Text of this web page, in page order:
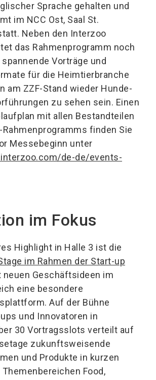
Sprache gehalten und
im NCC Ost, Saal St.
Neben den Interzoo
das Rahmenprogramm noch
Vorträge und
für die Heimtierbranche
am ZZF-Stand wieder Hunde-
zu sehen sein. Einen
mit allen Bestandteilen
finden Sie
Messebeginn unter
de-de/events-
im Fokus
Highlight in Halle 3 ist die
im Rahmen der Start-up
neuen Geschäftsideen im
eine besondere
Auf der Bühne
und Innovatoren in
30 Vortragsslots verteilt auf
zukunftsweisende
und Produkte in kurzen
Food,